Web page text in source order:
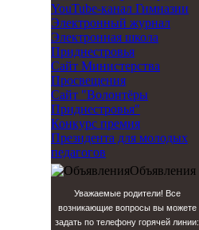
YouTube-канал Гимназии
Электронный журнал
Электронная школа
Приднестровья
Сайт Министерства
Просвещения
Сайт "Волонтёры
Приднестровья"
Конкурс премия
Президента для молодых
педагогов
Объявления
Уважаемые родители! Все
возникающие вопросы вы можете
задать по телефону горячей линии: